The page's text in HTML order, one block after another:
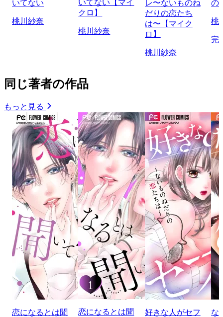
いてない
桃川紗奈
いてない【マイ
クロ】
桃川紗奈
レ〜ないものね
だりの恋たち
は〜【マイク
ロ】
桃川紗奈
の
桃
完
同じ著者の作品
もっと見る
恋になるとは聞
恋になるとは聞
好きな人がセフ
な